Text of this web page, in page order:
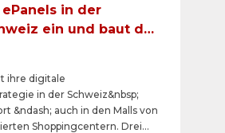
in der
ein und baut das
aus
ihre digitale
in der Schweiz&nbsp;
&ndash; auch in den Malls von
Shoppingcentern. Drei